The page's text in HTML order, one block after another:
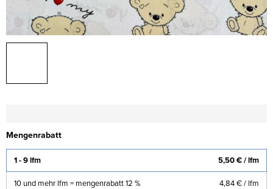
Mengenrabatt
1 - 9 lfm 5,50 €/ lfm
10 und mehr lfm = mengenrabatt 12 % 4,84 €/ lfm